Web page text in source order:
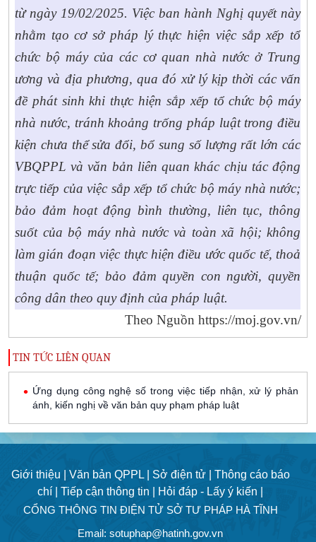
từ ngày 19/02/2025. Việc ban hành Nghị quyết này
nhằm tạo cơ sở pháp lý thực hiện việc sắp xếp tổ
chức bộ máy của các cơ quan nhà nước ở Trung
ương và địa phương, qua đó xử lý kịp thời các vấn
đề phát sinh khi thực hiện sắp xếp tổ chức bộ máy
nhà nước, tránh khoảng trống pháp luật trong điều
kiện chưa thể sửa đổi, bổ sung số lượng rất lớn các
VBQPPL và văn bản liên quan khác chịu tác động
trực tiếp của việc sắp xếp tổ chức bộ máy nhà nước;
bảo đảm hoạt động bình thường, liên tục, thông
suốt của bộ máy nhà nước và toàn xã hội; không
làm gián đoạn việc thực hiện điều ước quốc tế, thoả
thuận quốc tế; bảo đảm quyền con người, quyền
công dân theo quy định của pháp luật.
Theo Nguồn https://moj.gov.vn/
TIN TỨC LIÊN QUAN
Ứng dụng công nghệ số trong việc tiếp nhận, xử lý phản
ánh, kiến nghị về văn bản quy phạm pháp luật
Giới thiệu | Văn bản QPPL | Sở điện tử |
Thông cáo báo
chí |
Tiếp cận thông tin |
Hỏi đáp - Lấy ý kiến |
CỔNG THÔNG TIN ĐIỆN TỬ SỞ TƯ PHÁP HÀ TĨNH
Email: sotuphap@hatinh.gov.vn